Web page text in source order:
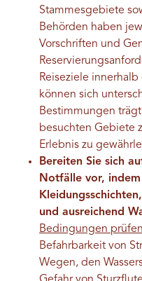
Stammesgebiete
Behörden haben
Vorschriften und
Reiseziele
können sich
Bestimmungen
besuchten Gebiete
Erlebnis zu
Bereiten Sie sich
Notfälle vor,
und ausreichend
Bedingungen prüfen
Befahrbarkeit von
Wegen, den